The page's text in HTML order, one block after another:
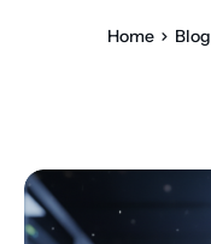
Home Blog